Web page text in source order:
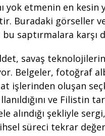
yok etmenin en
Buradaki görseller
saptırmalara karşı
savaş
Belgeler, fotoğraf
işlerinden oluşan
ve Filistin
alındığı şekliyle
süreci tekrar